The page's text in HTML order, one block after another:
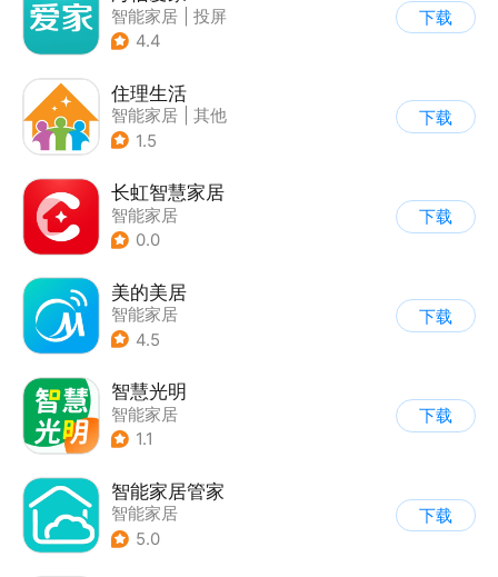
智能家居
投屏
4.4
下载
住理生活
智能家居
其他
1.5
下载
长虹智慧家居
智能家居
0.0
下载
美的美居
智能家居
4.5
下载
智慧光明
智能家居
1.1
下载
智能家居管家
智能家居
5.0
下载